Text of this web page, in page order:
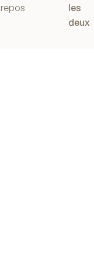
repos
les
deux